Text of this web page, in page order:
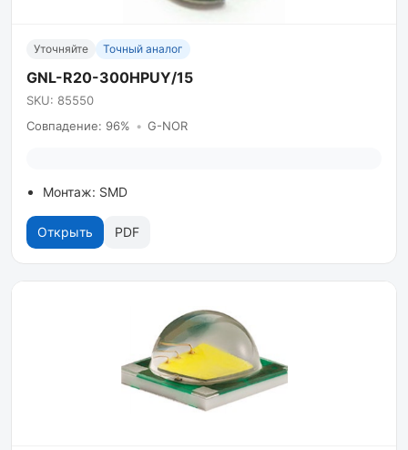
Уточняйте Точный аналог
GNL-R20-300HPUY/15
SKU: 85550
Совпадение: 96% • G-NOR
Монтаж: SMD
Открыть PDF